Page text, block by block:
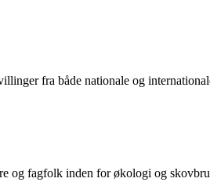
fra både nationale og
og fagfolk inden for økologi og